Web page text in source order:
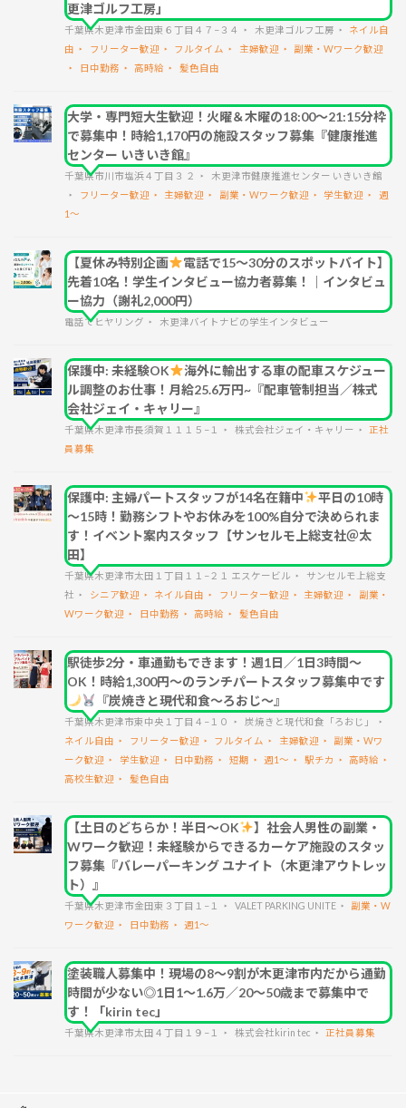
更津ゴルフ工房」
千葉県木更津市金田東６丁目４７−３４ 木更津ゴルフ工房
ネイル自
由
フリーター歓迎 フルタイム 主婦歓迎
副業・Wワーク歓迎
日中勤務
高時給 髪色自由
大学・専門短大生歓迎！火曜＆木曜の18:00～21:15分枠
で募集中！時給1,170円の施設スタッフ募集『健康推進
センター いきいき館』
千葉県市川市塩浜４丁目３ ２
木更津市健康推進センター いきいき館
フリーター歓迎
主婦歓迎 副業・Wワーク歓迎 学生歓迎
週
1～
【夏休み特別企画
電話で15〜30分のスポットバイト】
先着10名！学生インタビュー協力者募集！｜インタビュ
ー協力（謝礼2,000円）
電話でヒヤリング 木更津バイトナビの学生インタビュー
保護中: 未経験OK
海外に輸出する車の配車スケジュー
ル調整のお仕事！月給25.6万円~『配車管制担当／株式
会社ジェイ・キャリー』
千葉県木更津市長須賀１１１５−１ 株式会社ジェイ・キャリー
正社
員募集
保護中: 主婦パートスタッフが14名在籍中
平日の10時
～15時！勤務シフトやお休みを100%自分で決められま
す！イベント案内スタッフ【サンセルモ上総支社＠太
田】
千葉県木更津市太田１丁目１１−２１ エスケービル
サンセルモ上総支
社
シニア歓迎 ネイル自由 フリーター歓迎 主婦歓迎
副業・
Wワーク歓迎
日中勤務 高時給 髪色自由
駅徒歩2分・車通勤もできます！週1日／1日3時間～
OK！時給1,300円～のランチパートスタッフ募集中です
『炭焼きと現代和食～ろおじ～』
千葉県木更津市東中央１丁目４−１０
炭焼きと現代和食「ろおじ」
ネイル自由
フリーター歓迎 フルタイム 主婦歓迎
副業・Wワ
ーク歓迎
学生歓迎 日中勤務 短期 週1～ 駅チカ
高時給
高校生歓迎
髪色自由
【土日のどちらか！半日～OK
】社会人男性の副業・
Wワーク歓迎！未経験からできるカーケア施設のスタッ
フ募集『バレーパーキング ユナイト（木更津アウトレッ
ト）』
千葉県木更津市金田東３丁目１−１ VALET PARKING UNITE
副業・W
ワーク歓迎
日中勤務 週1～
塗装職人募集中！現場の8～9割が木更津市内だから通勤
時間が少ない◎1日1～1.6万／20～50歳まで募集中で
す！「kirin tec」
千葉県木更津市太田４丁目１９−１ 株式会社kirin tec 正社員募集